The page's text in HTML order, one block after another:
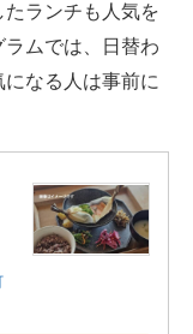
ランチも人気を
ムでは、日替わ
なる人は事前に